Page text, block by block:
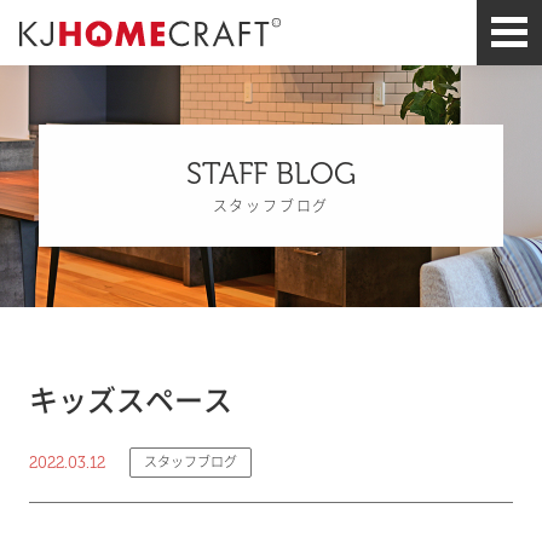
STAFF BLOG
スタッフブログ
キッズスペース
2022.03.12 スタッフブログ